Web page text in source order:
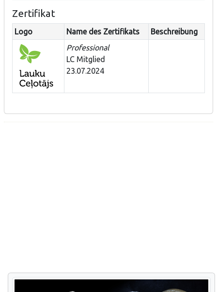
Zertifikat
Logo Name des Zertifikats
Beschreibung
Professional
LC Mitglied
23.07.2024